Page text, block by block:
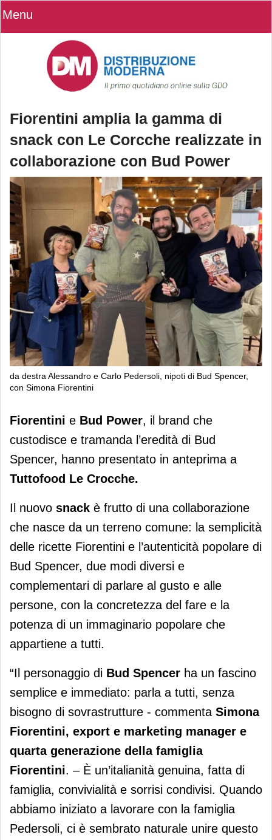
Menu
Fiorentini amplia la gamma di
snack con Le Corcche realizzate in
collaborazione con Bud Power
da destra Alessandro e Carlo Pedersoli, nipoti di Bud Spencer,
con Simona Fiorentini
Fiorentini amplia la gamma di snack
con Le Corcche realizzate in
collaborazione con Bud Power
Fiorentini e Bud Power, il brand che
custodisce e tramanda l’eredità di Bud
Spencer, hanno presentato in anteprima a
Tuttofood Le Crocche.
Il nuovo snack è frutto di una collaborazione
che nasce da un terreno comune: la semplicità
delle ricette Fiorentini e l’autenticità popolare di
Bud Spencer, due modi diversi e
complementari di parlare al gusto e alle
persone, con la concretezza del fare e la
potenza di un immaginario popolare che
appartiene a tutti.
“Il personaggio di Bud Spencer ha un fascino
semplice e immediato: parla a tutti, senza
bisogno di sovrastrutture - commenta Simona
Fiorentini, export e marketing manager e
quarta generazione della famiglia
Fiorentini. – È un’italianità genuina, fatta di
famiglia, convivialità e sorrisi condivisi. Quando
abbiamo iniziato a lavorare con la famiglia
Pedersoli, ci è sembrato naturale unire questo